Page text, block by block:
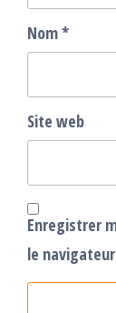
Nom*
Site web
Enregistrer
le